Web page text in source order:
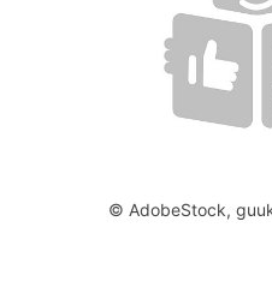
© AdobeStock,